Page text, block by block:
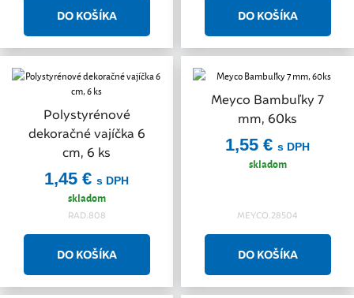
Polystyrénové
dekoračné vajíčka 6
cm, 6 ks
1,45 € s DPH
skladom
RAD.808
Meyco Bambuľky 7
mm, 60ks
1,55 € s DPH
skladom
MEYCO.28504